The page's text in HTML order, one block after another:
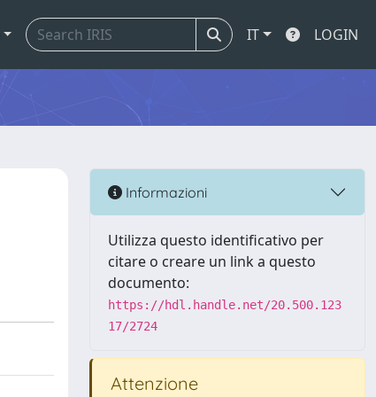
IT LOGIN
Informazioni
Utilizza questo identificativo per
citare o creare un link a questo
documento:
https://hdl.handle.net/20.500.123
17/2724
Attenzione